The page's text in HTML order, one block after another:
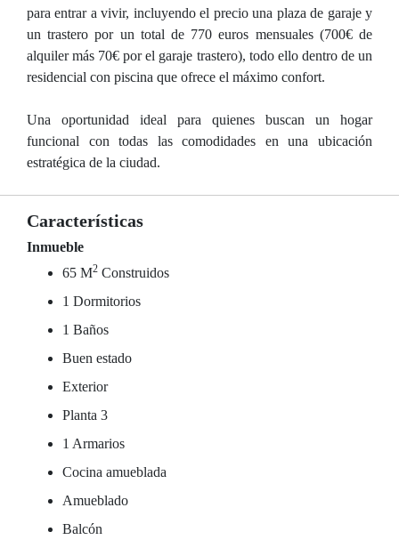
para entrar a vivir, incluyendo el precio una plaza de garaje y
un trastero por un total de 770 euros mensuales (700€ de
alquiler más 70€ por el garaje trastero), todo ello dentro de un
residencial con piscina que ofrece el máximo confort.
Una oportunidad ideal para quienes buscan un hogar
funcional con todas las comodidades en una ubicación
estratégica de la ciudad.
Características
Inmueble
65 M2 Construidos
1 Dormitorios
1 Baños
Buen estado
Exterior
Planta 3
1 Armarios
Cocina amueblada
Amueblado
Balcón